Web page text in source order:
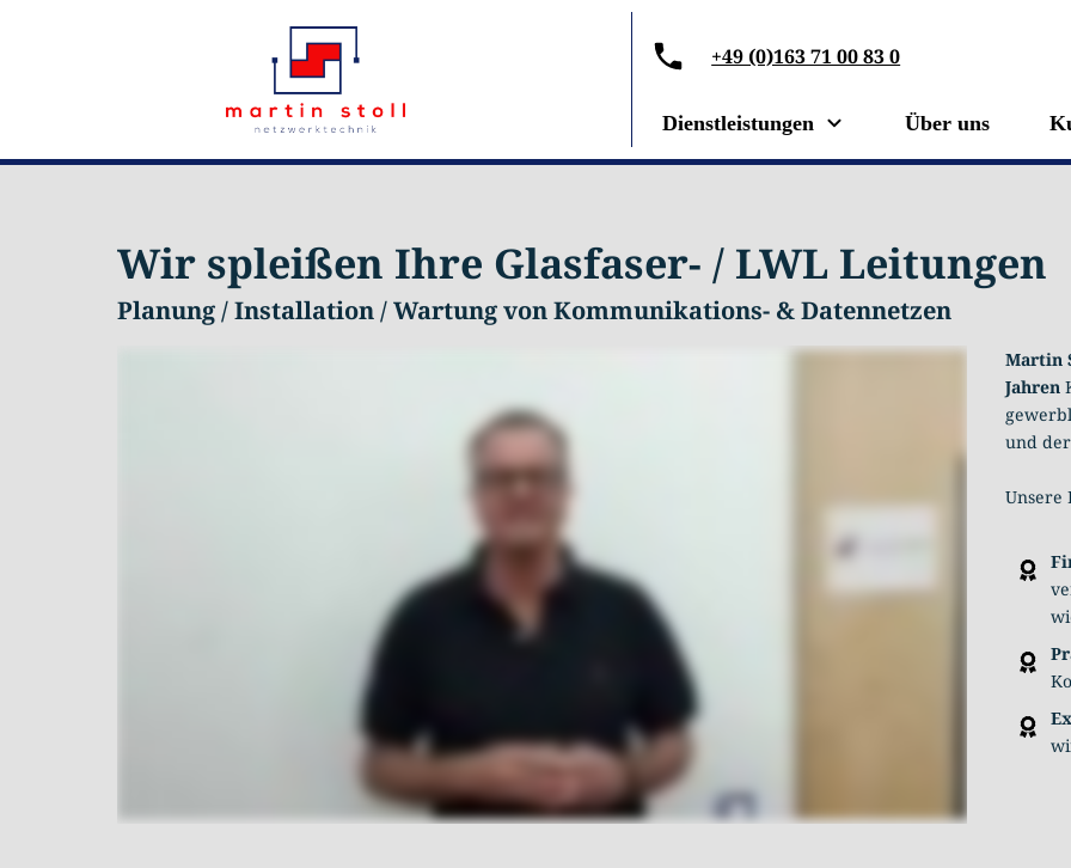
+49 (0)163 71 00 83 0
Dienstleistungen Über uns
Wir spleißen Ihre Glasfaser- / LWL Leitungen
Planung / Installation / Wartung von Kommunikations- & Datennetzen
Martin
Jahren
und
Unsere